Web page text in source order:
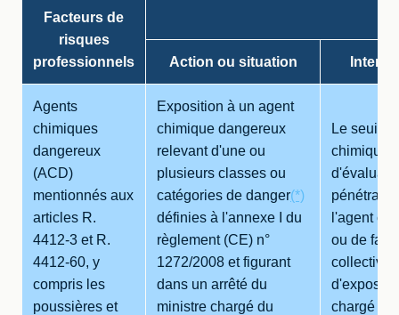
Facteurs de
risques
professionnels
Action ou situation
Agents
chimiques
dangereux
(ACD)
mentionnés aux
articles R.
4412-3 et R.
4412-60, y
compris les
poussières et
Exposition à un agent
chimique dangereux
relevant d'une ou
plusieurs classes ou
catégories de danger(*)
définies à l'annexe I du
règlement (CE) n°
1272/2008 et figurant
dans un arrêté du
ministre chargé du
Le seuil
l'agent
ou de
collective
chargé du